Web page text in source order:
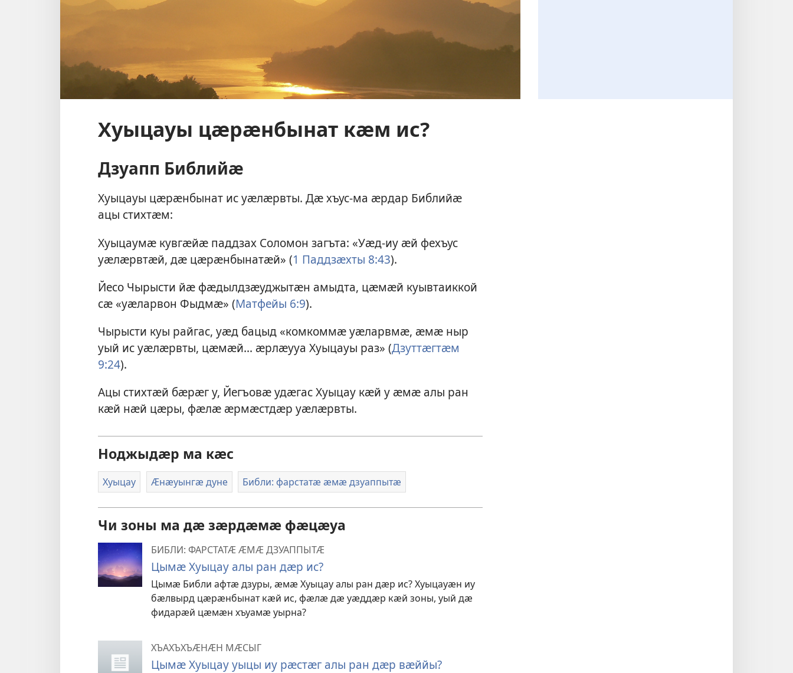
Хуыцауы цӕрӕнбынат кӕм ис?
Дзуапп Библийӕ
Хуыцауы цӕрӕнбынат ис уӕлӕрвты. Дӕ хъус-ма ӕрдар Библийӕ
ацы стихтӕм:
Хуыцаумӕ кувгӕйӕ паддзах Соломон загъта: «Уӕд-иу ӕй фехъус
уӕлӕрвтӕй, дӕ цӕрӕнбынатӕй» (1 Паддзӕхты 8:43).
Йесо Чырысти йӕ фӕдылдзӕуджытӕн амыдта, цӕмӕй куывтаиккой
сӕ «уӕларвон Фыдмӕ» (Матфейы 6:9).
Чырысти куы райгас, уӕд бацыд «комкоммӕ уӕларвмӕ, ӕмӕ ныр
уый ис уӕлӕрвты, цӕмӕй... ӕрлӕууа Хуыцауы раз» (Дзуттӕгтӕм
9:24).
Ацы стихтӕй бӕрӕг у, Йегъовӕ удӕгас Хуыцау кӕй у ӕмӕ алы ран
кӕй нӕй цӕры, фӕлӕ ӕрмӕстдӕр уӕлӕрвты.
Ноджыдӕр ма кӕс
Хуыцау Ӕнӕуынгӕ дуне Библи: фарстатӕ ӕмӕ дзуаппытӕ
Чи зоны ма дӕ зӕрдӕмӕ фӕцӕуа
БИБЛИ: ФАРСТАТӔ ӔМӔ ДЗУАППЫТӔ
Цымӕ Хуыцау алы ран дӕр ис?
Цымӕ Библи афтӕ дзуры, ӕмӕ Хуыцау алы ран дӕр ис? Хуыцауӕн иу
бӕлвырд цӕрӕнбынат кӕй ис, фӕлӕ дӕ уӕддӕр кӕй зоны, уый дӕ
фидарӕй цӕмӕн хъуамӕ уырна?
ХЪАХЪХЪӔНӔН МӔСЫГ
Цымӕ Хуыцау уыцы иу рӕстӕг алы ран дӕр вӕййы?